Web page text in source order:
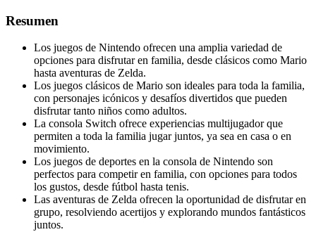
Resumen
Los juegos de Nintendo ofrecen una amplia variedad de
opciones para disfrutar en familia, desde clásicos como Mario
hasta aventuras de Zelda.
Los juegos clásicos de Mario son ideales para toda la familia,
con personajes icónicos y desafíos divertidos que pueden
disfrutar tanto niños como adultos.
La consola Switch ofrece experiencias multijugador que
permiten a toda la familia jugar juntos, ya sea en casa o en
movimiento.
Los juegos de deportes en la consola de Nintendo son
perfectos para competir en familia, con opciones para todos
los gustos, desde fútbol hasta tenis.
Las aventuras de Zelda ofrecen la oportunidad de disfrutar en
grupo, resolviendo acertijos y explorando mundos fantásticos
juntos.